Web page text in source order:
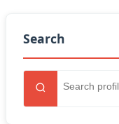
Search